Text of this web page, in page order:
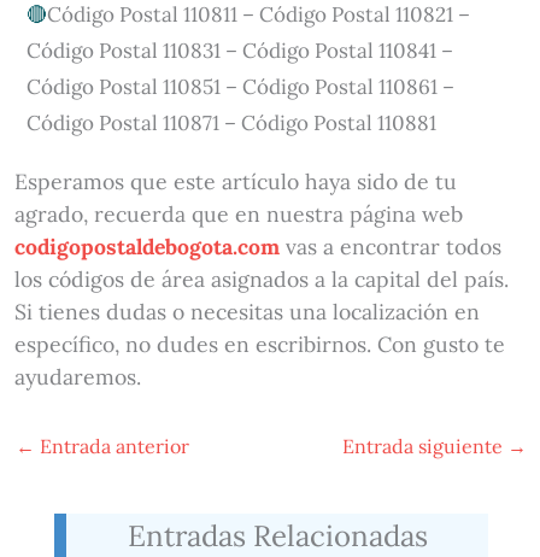
Código Postal 110811 – Código Postal 110821 –
Código Postal 110831 – Código Postal 110841 –
Código Postal 110851 – Código Postal 110861 –
Código Postal 110871 – Código Postal 110881
Esperamos que este artículo haya sido de tu
agrado, recuerda que en nuestra página web
codigopostaldebogota.comvas a encontrar todos
los códigos de área asignados a la capital del país.
Si tienes dudas o necesitas una localización en
específico, no dudes en escribirnos. Con gusto te
ayudaremos.
← Entrada anterior Entrada siguiente →
Entradas Relacionadas